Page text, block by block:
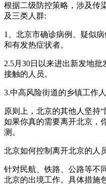
根据二级防控策略，涉及传
及三类人群:
1、北京市确诊病例、疑似
和有发热症状者。
2.5月30日以来进出新发地
接触的人员。
3.中高风险街道的乡镇工作人
原则上，北京的其他人坚持
如果你真的需要离开北京，
测。
北京如何控制离开北京的人
针对民航、铁路、公路等不
北京的出境工作。具体措施